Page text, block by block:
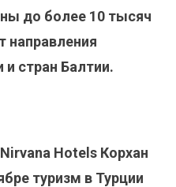
до более 10 тысяч
направления
и стран Балтии.
Hotels Корхан
туризм в Турции